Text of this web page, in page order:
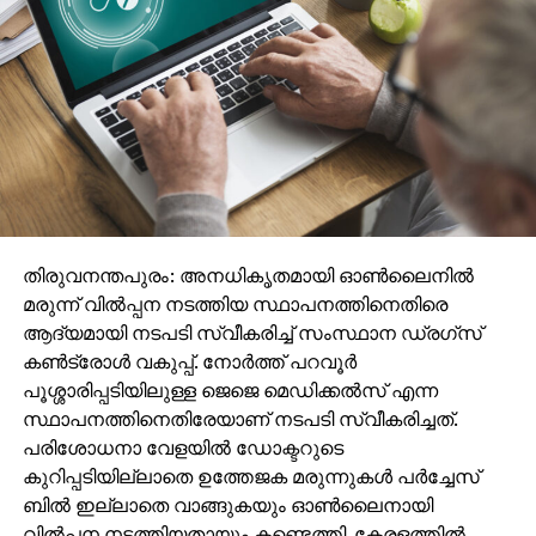
തിരുവനന്തപുരം: അനധികൃതമായി ഓണ്‍ലൈനില്‍
മരുന്ന് വില്‍പ്പന നടത്തിയ സ്ഥാപനത്തിനെതിരെ
ആദ്യമായി നടപടി സ്വീകരിച്ച് സംസ്ഥാന ഡ്രഗ്‌സ്
കണ്‍ട്രോള്‍ വകുപ്പ്. നോര്‍ത്ത് പറവൂര്‍
പൂശ്ശാരിപ്പടിയിലുള്ള ജെജെ മെഡിക്കല്‍സ് എന്ന
സ്ഥാപനത്തിനെതിരേയാണ് നടപടി സ്വീകരിച്ചത്.
പരിശോധനാ വേളയില്‍ ഡോക്ടറുടെ
കുറിപ്പടിയില്ലാതെ ഉത്തേജക മരുന്നുകള്‍ പര്‍ച്ചേസ്
ബില്‍ ഇല്ലാതെ വാങ്ങുകയും ഓണ്‍ലൈനായി